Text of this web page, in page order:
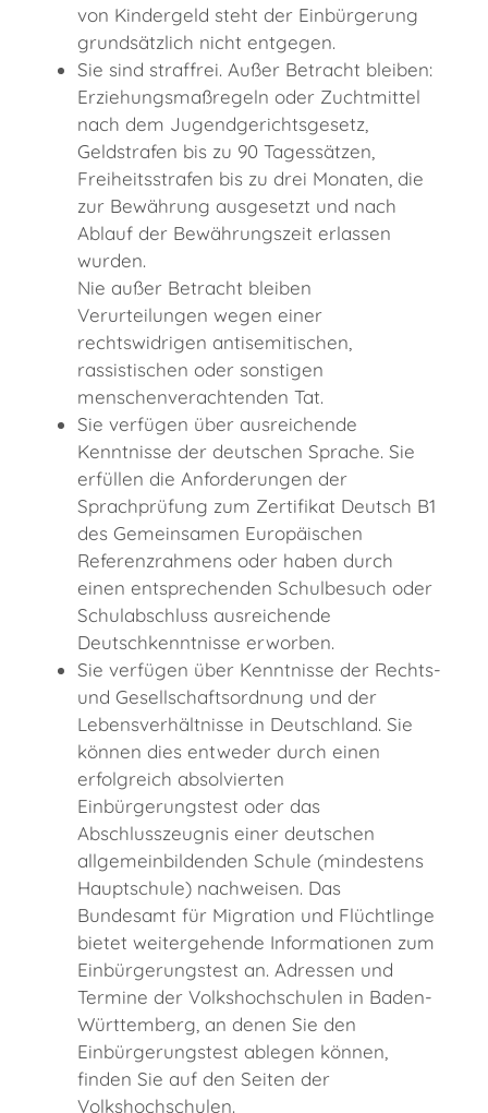
von Kindergeld steht der Einbürgerung
grundsätzlich nicht entgegen.
Sie sind straffrei. Außer Betracht bleiben:
Erziehungsmaßregeln oder Zuchtmittel
nach dem Jugendgerichtsgesetz,
Geldstrafen bis zu 90 Tagessätzen,
Freiheitsstrafen bis zu drei Monaten, die
zur Bewährung ausgesetzt und nach
Ablauf der Bewährungszeit erlassen
wurden.
Nie außer Betracht bleiben
Verurteilungen wegen einer
rechtswidrigen antisemitischen,
rassistischen oder sonstigen
menschenverachtenden Tat.
Sie verfügen über ausreichende
Kenntnisse der deutschen Sprache. Sie
erfüllen die Anforderungen der
Sprachprüfung zum Zertifikat Deutsch B1
des Gemeinsamen Europäischen
Referenzrahmens oder haben durch
einen entsprechenden Schulbesuch oder
Schulabschluss ausreichende
Deutschkenntnisse erworben.
Sie verfügen über Kenntnisse der Rechts-
und Gesellschaftsordnung und der
Lebensverhältnisse in Deutschland. Sie
können dies entweder durch einen
erfolgreich absolvierten
Einbürgerungstest oder das
Abschlusszeugnis einer deutschen
allgemeinbildenden Schule (mindestens
Hauptschule) nachweisen. Das
Bundesamt für Migration und Flüchtlinge
bietet weitergehende Informationen zum
Einbürgerungstest an. Adressen und
Termine der Volkshochschulen in Baden-
Württemberg, an denen Sie den
Einbürgerungstest ablegen können,
finden Sie auf den Seiten der
Volkshochschulen.